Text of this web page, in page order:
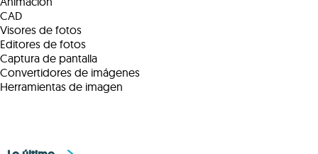
CAD
Visores de fotos
Editores de fotos
Captura de pantalla
Convertidores de imágenes
Herramientas de imagen